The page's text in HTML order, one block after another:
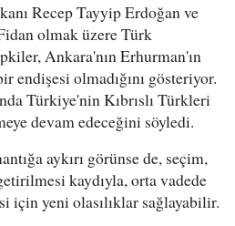
Recep Tayyip Erdoğan ve
olmak üzere Türk
Ankara'nın Erhurman'ın
olmadığını gösteriyor.
Türkiye'nin Kıbrıslı Türkleri
devam edeceğini söyledi.
aykırı görünse de, seçim,
kaydıyla, orta vadede
için yeni olasılıklar sağlayabilir.